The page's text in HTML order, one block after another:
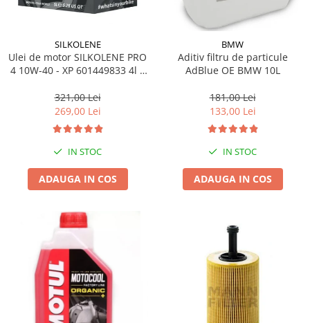
SILKOLENE
Ulei de motor SILKOLENE PRO
4 10W-40 - XP 601449833 4l +
321,00 Lei
269,00 Lei
IN STOC
ADAUGA IN COS
BMW
Aditiv filtru de particule
AdBlue OE BMW 10L
181,00 Lei
133,00 Lei
IN STOC
ADAUGA IN COS